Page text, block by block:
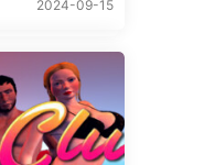
2024-09-15